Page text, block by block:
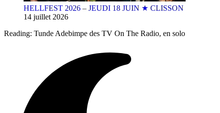
HELLFEST 2026 – JEUDI 18 JUIN ★ CLISSON
14 juillet 2026
Reading: Tunde Adebimpe des TV On The Radio, en solo